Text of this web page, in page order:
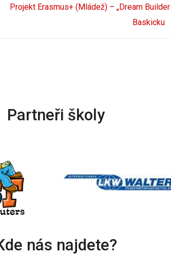
Projekt Erasmus+ (Mládež) – „Dream
Baskicku
Partneři školy
nás najdete?